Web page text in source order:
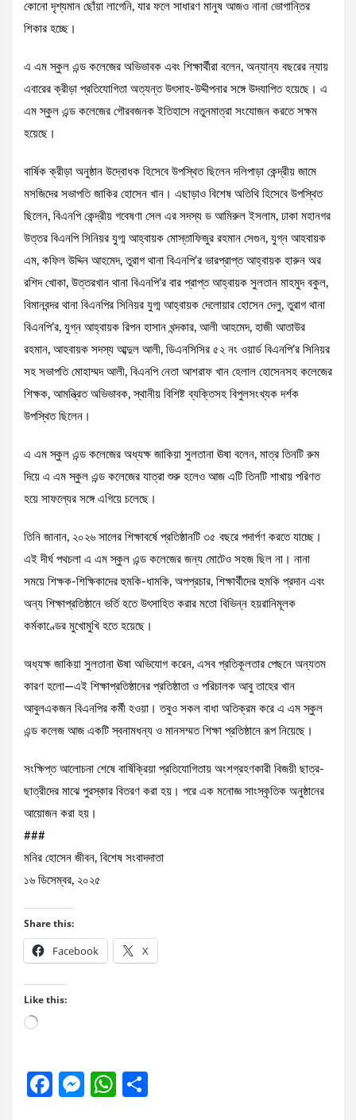
কোনো দৃশ্যমান ছোঁয়া লাগেনি, যার ফলে সাধারণ মানুষ আজও নানা ভোগান্তির
শিকার হচ্ছে।
এ এম স্কুল এন্ড কলেজের অভিভাবক এবং শিক্ষার্থীরা বলেন, অন্যান্য বছরের ন্যায়
এবারের ক্রীড়া প্রতিযোগিতা অত্যন্ত উৎসাহ-উদ্দীপনার সঙ্গে উদযাপিত হয়েছে। এ
এম স্কুল এন্ড কলেজের গৌরবজনক ইতিহাসে নতুনমাত্রা সংযোজন করতে সক্ষম
হয়েছে।
বার্ষিক ক্রীড়া অনুষ্ঠান উদ্বোধক হিসেবে উপস্থিত ছিলেন দলিপাড়া কেন্দ্রীয় জামে
মসজিদের সভাপতি জাকির হোসেন খান। এছাড়াও বিশেষ অতিথি হিসেবে উপস্থিত
ছিলেন, বিএনপি কেন্দ্রীয় গবেষণা সেল এর সদস্য ড আমিরুল ইসলাম, ঢাকা মহানগর
উত্তর বিএনপি সিনিয়র যুগ্ম আহ্বায়ক মোস্তাফিজুর রহমান সেগুন, যুগ্ন আহবায়ক
এম, কফিল উদ্দিন আহমেদ, তুরাগ থানা বিএনপি’র ভারপ্রাপ্ত আহ্বায়ক হারুন অর
রশিদ খোকা, উত্তরখান থানা বিএনপি’র বার প্রাপ্ত আহ্বায়ক সুলতান মাহমুদ বকুল,
বিমানবন্দর থানা বিএনপির সিনিয়র যুগ্ম আহ্বায়ক দেলোয়ার হোসেন দেলু, তুরাগ থানা
বিএনপি’র, যুগ্ন আহ্বায়ক রিপন হাসান খন্দকার, আলী আহমেদ, হাজী আতাউর
রহমান, আহবায়ক সদস্য আব্দুল আলী, ডিএনসিসির ৫২ নং ওয়ার্ড বিএনপি’র সিনিয়র
সহ সভাপতি মোহাম্মদ আলী, বিএনপি নেতা আশরাফ খান হেলাল হোসেনসহ কলেজের
শিক্ষক, আমন্ত্রিত অভিভাবক, স্থানীয় বিশিষ্ট ব্যক্তিসহ বিপুলসংখ্যক দর্শক
উপস্থিত ছিলেন।
এ এম স্কুল এন্ড কলেজের অধ্যক্ষ জাকিয়া সুলতানা ঊষা বলেন, মাত্র তিনটি রুম
দিয়ে এ এম স্কুল এন্ড কলেজের যাত্রা শুরু হলেও আজ এটি তিনটি শাখায় পরিণত
হয়ে সাফল্যের সঙ্গে এগিয়ে চলেছে।
তিনি জানান, ২০২৬ সালের শিক্ষাবর্ষে প্রতিষ্ঠানটি ৩৫ বছরে পদার্পণ করতে যাচ্ছে।
এই দীর্ঘ পথচলা এ এম স্কুল এন্ড কলেজের জন্য মোটেও সহজ ছিল না। নানা
সময়ে শিক্ষক-শিক্ষিকাদের হুমকি-ধামকি, অপপ্রচার, শিক্ষার্থীদের হুমকি প্রদান এবং
অন্য শিক্ষাপ্রতিষ্ঠানে ভর্তি হতে উৎসাহিত করার মতো বিভিন্ন হয়রানিমূলক
কর্মকাণ্ডের মুখোমুখি হতে হয়েছে।
অধ্যক্ষ জাকিয়া সুলতানা ঊষা অভিযোগ করেন, এসব প্রতিকূলতার পেছনে অন্যতম
কারণ হলো—এই শিক্ষাপ্রতিষ্ঠানের প্রতিষ্ঠাতা ও পরিচালক আবু তাহের খান
আবুলএকজন বিএনপির কর্মী হওয়া। তবুও সকল বাধা অতিক্রম করে এ এম স্কুল
এন্ড কলেজ আজ একটি স্বনামধন্য ও মানসম্মত শিক্ষা প্রতিষ্ঠানে রূপ নিয়েছে।
সংক্ষিপ্ত আলোচনা শেষে বার্ষিক্রিয়া প্রতিযোগিতায় অংশগ্রহণকারী বিজয়ী ছাত্র-
ছাত্রীদের মাঝে পুরস্কার বিতরণ করা হয়। পরে এক মনোজ্ঞ সাংস্কৃতিক অনুষ্ঠানের
আয়োজন করা হয়।
###
মনির হোসেন জীবন, বিশেষ সংবাদদাতা
১৬ ডিসেম্বর, ২০২৫
Share this:
Facebook X
Like this:
Loading…
F
M W